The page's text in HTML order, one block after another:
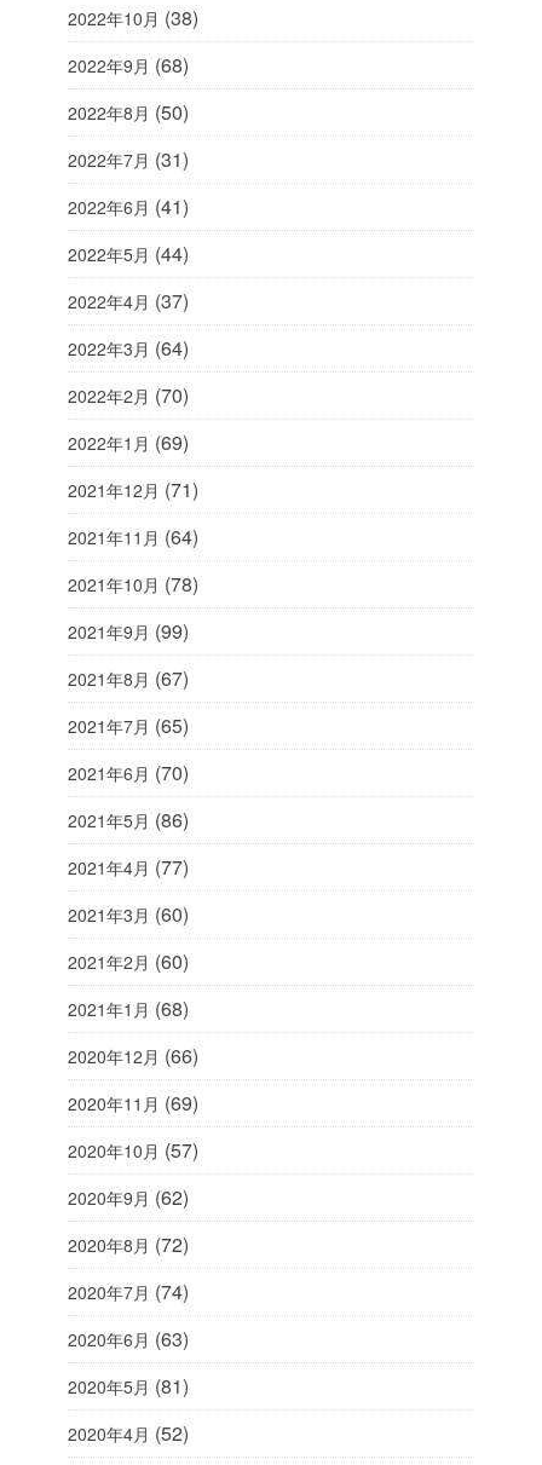
2022年10月 (38)
2022年9月 (68)
2022年8月 (50)
2022年7月 (31)
2022年6月 (41)
2022年5月 (44)
2022年4月 (37)
2022年3月 (64)
2022年2月 (70)
2022年1月 (69)
2021年12月 (71)
2021年11月 (64)
2021年10月 (78)
2021年9月 (99)
2021年8月 (67)
2021年7月 (65)
2021年6月 (70)
2021年5月 (86)
2021年4月 (77)
2021年3月 (60)
2021年2月 (60)
2021年1月 (68)
2020年12月 (66)
2020年11月 (69)
2020年10月 (57)
2020年9月 (62)
2020年8月 (72)
2020年7月 (74)
2020年6月 (63)
2020年5月 (81)
2020年4月 (52)